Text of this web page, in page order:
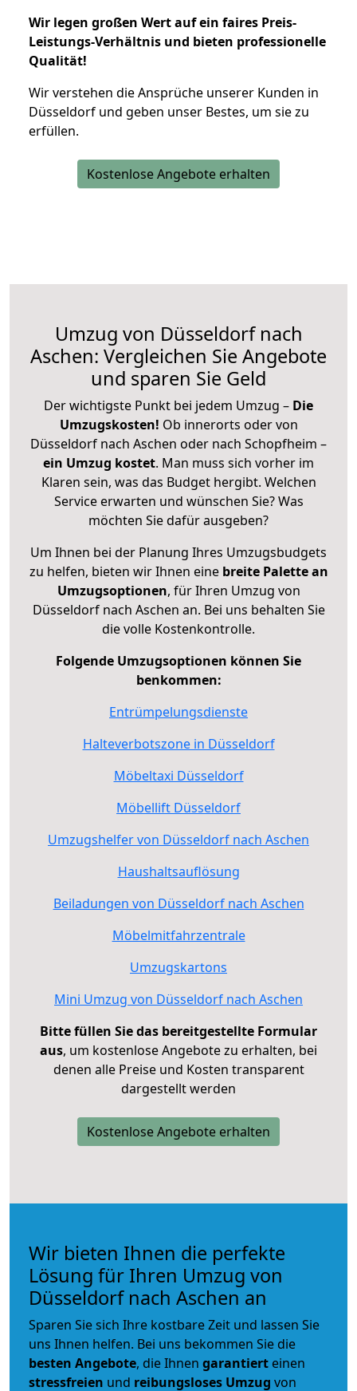
Wir legen großen Wert auf ein faires Preis-
Leistungs-Verhältnis und bieten professionelle
Qualität!
Wir verstehen die Ansprüche unserer Kunden in
Düsseldorf und geben unser Bestes, um sie zu
erfüllen.
Kostenlose Angebote erhalten
Umzug von Düsseldorf nach
Aschen: Vergleichen Sie Angebote
und sparen Sie Geld
Der wichtigste Punkt bei jedem Umzug – Die
Umzugskosten! Ob innerorts oder von
Düsseldorf nach Aschen oder nach Schopfheim –
ein Umzug kostet. Man muss sich vorher im
Klaren sein, was das Budget hergibt. Welchen
Service erwarten und wünschen Sie? Was
möchten Sie dafür ausgeben?
Um Ihnen bei der Planung Ihres Umzugsbudgets
zu helfen, bieten wir Ihnen eine breite Palette an
Umzugsoptionen, für Ihren Umzug von
Düsseldorf nach Aschen an. Bei uns behalten Sie
die volle Kostenkontrolle.
Folgende Umzugsoptionen können Sie
benkommen:
Entrümpelungsdienste
Halteverbotszone in Düsseldorf
Möbeltaxi Düsseldorf
Möbellift Düsseldorf
Umzugshelfer von Düsseldorf nach Aschen
Haushaltsauflösung
Beiladungen von Düsseldorf nach Aschen
Möbelmitfahrzentrale
Umzugskartons
Mini Umzug von Düsseldorf nach Aschen
Bitte füllen Sie das bereitgestellte Formular
aus, um kostenlose Angebote zu erhalten, bei
denen alle Preise und Kosten transparent
dargestellt werden
Kostenlose Angebote erhalten
Wir bieten Ihnen die perfekte
Lösung für Ihren Umzug von
Düsseldorf nach Aschen an
Sparen Sie sich Ihre kostbare Zeit und lassen Sie
uns Ihnen helfen. Bei uns bekommen Sie die
besten Angebote, die Ihnen garantiert einen
stressfreien und reibungsloses Umzug von